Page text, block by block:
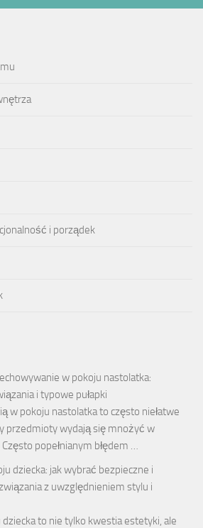
i porządek
w pokoju nastolatka:
i typowe pułapki
w pokoju nastolatka to często niełatwe
przedmioty wydają się mnożyć w
popełnianym błędem …
dziecka: jak wybrać bezpieczne i
z uwzględnieniem stylu i
dziecka to nie tylko kwestia estetyki, ale